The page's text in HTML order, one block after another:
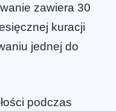
zawiera 30
kuracji
jednej do
podczas